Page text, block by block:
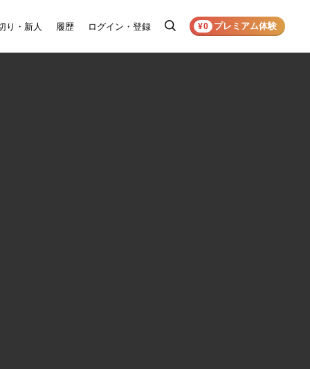
り・新人 履歴 ログイン・登録
検
¥0 プレミアム体験